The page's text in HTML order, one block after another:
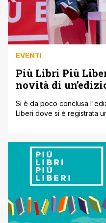
EVENTI
Più Libri Più
novità di
Si è da poco conclusa
Liberi dove si è registrata
Italia ad affluire all'evento.
sicuramente l'afflusso di